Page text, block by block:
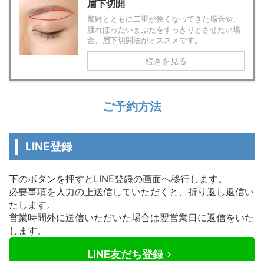
眉下切開
加齢とともに二重が狭くなってきた場合や、
腫れぼったいまぶたをすっきりとさせたい場
合、眉下切開法がオススメです。
続きを見る
ご予約方法
LINE登録
下のボタンを押すとLINE登録の画面へ移行します。
必要事項を入力の上送信していただくと、折り返し返信い
たします。
営業時間外に送信いただいた場合は翌営業日に返信をいた
します。
LINE友だち登録